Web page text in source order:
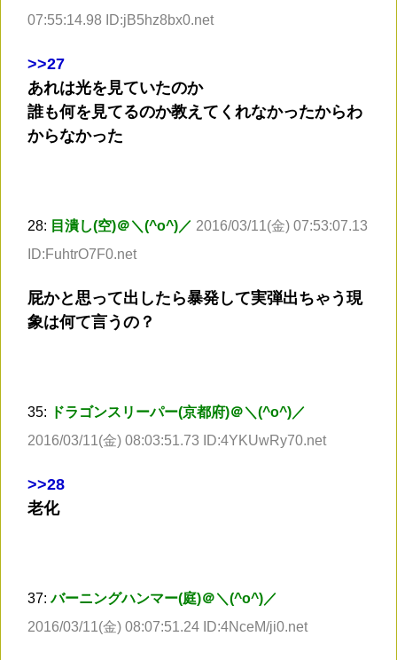
07:55:14.98 ID:jB5hz8bx0.net
>>27
あれは光を見ていたのか
誰も何を見てるのか教えてくれなかったからわ
からなかった
28: 目潰し(空)＠＼(^o^)／ 2016/03/11(金) 07:53:07.13
ID:FuhtrO7F0.net
屁かと思って出したら暴発して実弾出ちゃう現
象は何て言うの？
35:
ドラゴンスリーパー(京都府)＠＼(^o^)／
2016/03/11(金) 08:03:51.73 ID:4YKUwRy70.net
>>28
老化
37:バーニングハンマー(庭)＠＼(^o^)／
2016/03/11(金) 08:07:51.24 ID:4NceM/ji0.net